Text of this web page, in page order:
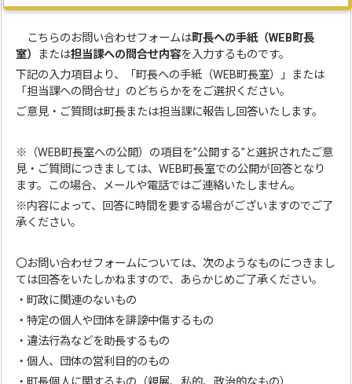
こちらのお問い合わせフォームは町長への手紙（WEB町長
室） または担当課への問合せ内容を入力するものです。
下記の入力項目より、「町長への手紙（WEB町長室）」または
「担当課への問合せ」のどちらかををご選択ください。
ご意見・ご質問は町長または担当課に報告し回答いたします。
※（WEB町長室への公開）の項目を”公開する”と選択されたご意
見・ご質問につきましては、WEB町長室での公開が回答となり
ます。この場合、メールや電話ではご連絡いたしません。
※内容によって、回答に時間を要する場合がございますのでご了
承ください。
〇お問い合わせフォームについては、次のようなものにつきまし
ては回答をいたしかねますので、あらかじめご了承ください。
・町政に関連のないもの
・特定の個人や団体を誹謗中傷するもの
・違法行為などを助長するもの
・個人、団体の営利目的のもの